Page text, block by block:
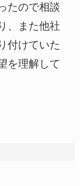
たので相談
、また他社
付けていた
を理解して